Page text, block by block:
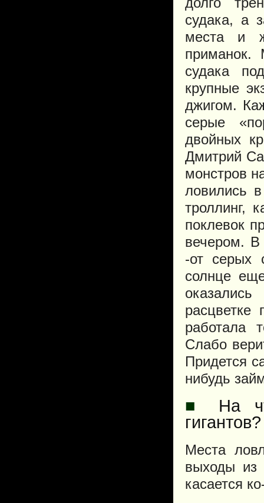
судака, а
места и
приманок.
судака
крупные
джигом.
серые
двойных
Дмитрий
монстров
ловились
троллинг,
поклевок
вечером. В
-от серых
солнце
работала
Слабо
Придется
нибудь
■
На
гигантов?
Места
выходы из
касается